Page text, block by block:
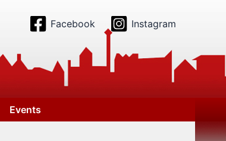
Facebook Instagram
Events